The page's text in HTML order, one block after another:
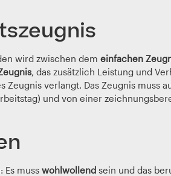
wird zwischen dem einfachen
, das zusätzlich Leistung und
verlangt. Das Zeugnis muss
und von einer
Es muss wohlwollendsein und das